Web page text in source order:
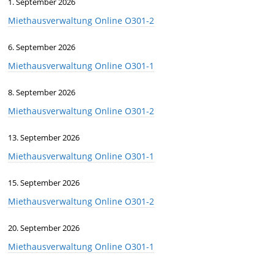
Miethausverwaltung Online O301-2
6. September 2026
Miethausverwaltung Online O301-1
8. September 2026
Miethausverwaltung Online O301-2
13. September 2026
Miethausverwaltung Online O301-1
15. September 2026
Miethausverwaltung Online O301-2
20. September 2026
Miethausverwaltung Online O301-1